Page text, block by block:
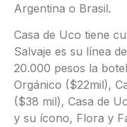
Argentina o Brasil.
Casa de Uco tiene
Salvaje es su línea
20.000 pesos la
Orgánico ($22mil),
($38 mil), Casa de
y su ícono, Flora y